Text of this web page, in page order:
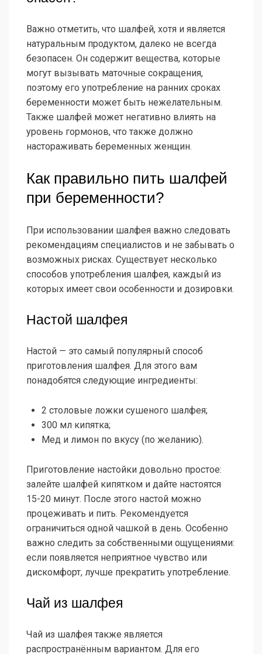
Важно отметить, что шалфей, хотя и является
натуральным продуктом, далеко не всегда
безопасен. Он содержит вещества, которые
могут вызывать маточные сокращения,
поэтому его употребление на ранних сроках
беременности может быть нежелательным.
Также шалфей может негативно влиять на
уровень гормонов, что также должно
настораживать беременных женщин.
Как правильно пить шалфей
при беременности?
При использовании шалфея важно следовать
рекомендациям специалистов и не забывать о
возможных рисках. Существует несколько
способов употребления шалфея, каждый из
которых имеет свои особенности и дозировки.
Настой шалфея
Настой — это самый популярный способ
приготовления шалфея. Для этого вам
понадобятся следующие ингредиенты:
2 столовые ложки сушеного шалфея;
300 мл кипятка;
Мед и лимон по вкусу (по желанию).
Приготовление настойки довольно простое:
залейте шалфей кипятком и дайте настоятся
15-20 минут. После этого настой можно
процеживать и пить. Рекомендуется
ограничиться одной чашкой в день. Особенно
важно следить за собственными ощущениями:
если появляется неприятное чувство или
дискомфорт, лучше прекратить употребление.
Чай из шалфея
Чай из шалфея также является
распространённым вариантом. Для его